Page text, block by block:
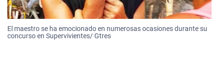
El maestro se ha emocionado en numerosas ocasiones durante su
concurso en Supervivientes/ Gtres